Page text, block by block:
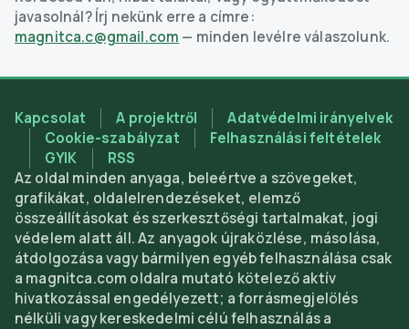
javasolnál? Írj nekünk erre a címre:
magnitca.c@gmail.com — minden levélre válaszolunk.
Kapcsolat A projektről
Adatvédelmi irányelvek
Cookie-szabályzat
Felhasználási feltételek
GYIK
RSS
Az oldal minden anyaga, beleértve a szövegeket,
grafikákat, oldalelrendezéseket, elemző
összeállításokat és szerkesztőségi tartalmakat, jogi
védelem alatt áll. Az anyagok újraközlése, másolása,
átdolgozása vagy bármilyen egyéb felhasználása csak
a magnitca.com oldalra mutató kötelező aktív
hivatkozással engedélyezett; a forrásmegjelölés
nélküli vagy kereskedelmi célú felhasználás a